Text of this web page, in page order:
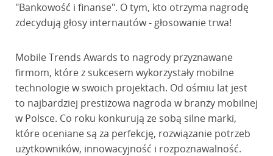
"Bankowość i finanse". O tym, kto otrzyma nagrodę
zdecydują głosy internautów - głosowanie trwa!
Mobile Trends Awards to nagrody przyznawane
firmom, które z sukcesem wykorzystały mobilne
technologie w swoich projektach. Od ośmiu lat jest
to najbardziej prestiżowa nagroda w branży mobilnej
w Polsce. Co roku konkurują ze sobą silne marki,
które oceniane są za perfekcję, rozwiązanie potrzeb
użytkowników, innowacyjność i rozpoznawalność.